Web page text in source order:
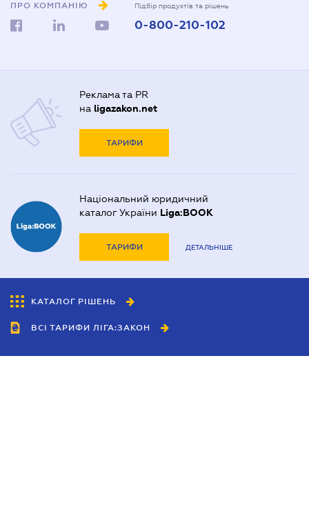
ПРО КОМПАНІЮ Підбір продуктів та рішень
0-800-210-102
Реклама та PR
на ligazakon.net
ТАРИФИ
Національний юридичний
каталог України Liga:BOOK
ТАРИФИ ДЕТАЛЬНІШЕ
КАТАЛОГ РІШЕНЬ
ВСІ ТАРИФИ ЛІГА:ЗАКОН